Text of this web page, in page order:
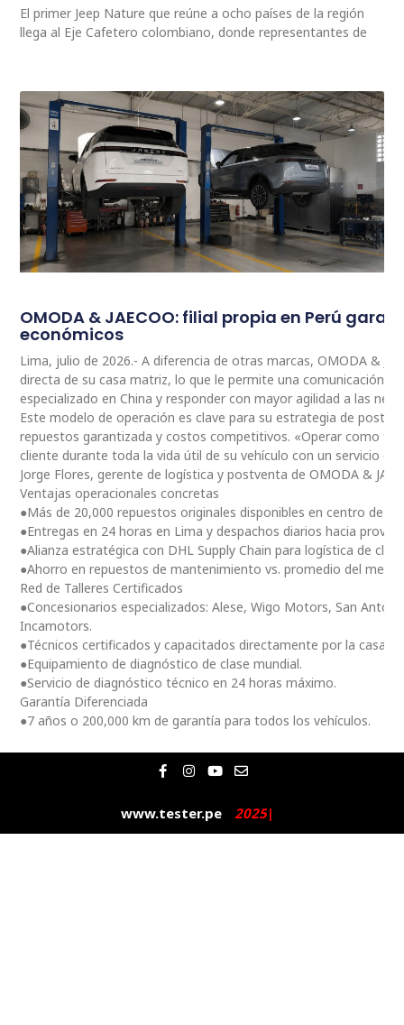
El primer Jeep Nature que reúne a ocho países de la región
llega al Eje Cafetero colombiano, donde representantes de
OMODA & JAECOO: filial propia en Perú
económicos
Lima, julio de 2026.- A diferencia de otras marcas, OMODA &
directa de su casa matriz, lo que le permite una comunicación
especializado en China y responder con mayor agilidad a las
Este modelo de operación es clave para su estrategia de
repuestos garantizada y costos competitivos. «Operar como
cliente durante toda la vida útil de su vehículo con un servicio
Jorge Flores, gerente de logística y postventa de OMODA &
Ventajas operacionales concretas
●Más de 20,000 repuestos originales disponibles en centro de
●Entregas en 24 horas en Lima y despachos diarios hacia
●Alianza estratégica con DHL Supply Chain para logística de
●Ahorro en repuestos de mantenimiento vs. promedio del
Red de Talleres Certificados
●Concesionarios especializados: Alese, Wigo Motors, San
Incamotors.
●Técnicos certificados y capacitados directamente por la casa
●Equipamiento de diagnóstico de clase mundial.
●Servicio de diagnóstico técnico en 24 horas máximo.
Garantía Diferenciada
●7 años o 200,000 km de garantía para todos los vehículos.
F
a
e
b
o
I
n
t
a
g
Y
o
t
u
b
E
n
e
l
o
www.tester.pe 2025|